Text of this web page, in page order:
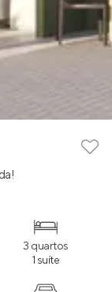
3 quartos
1 suíte